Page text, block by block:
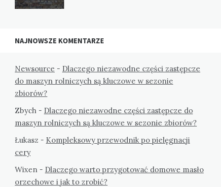
NAJNOWSZE KOMENTARZE
Newsource - Dlaczego niezawodne części zastępcze
do maszyn rolniczych są kluczowe w sezonie
zbiorów?
Zbych - Dlaczego niezawodne części zastępcze do
maszyn rolniczych są kluczowe w sezonie zbiorów?
Łukasz - Kompleksowy przewodnik po pielęgnacji
cery
Wixen - Dlaczego warto przygotować domowe masło
orzechowe i jak to zrobić?